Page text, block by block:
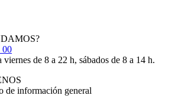
00
viernes de 8 a 22 h, sábados de 8 a 14 h.
de información general